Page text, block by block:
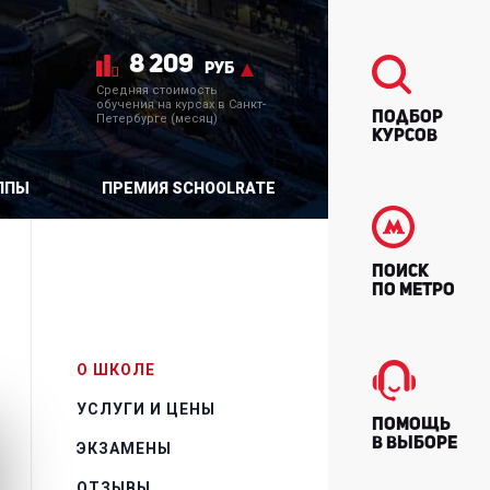
8 209 руб
Средняя стоимость
обучения на курсах в Санкт-
Петербурге (месяц)
ПРЕМИЯ SCHOOLRATE
О ШКОЛЕ
УСЛУГИ И ЦЕНЫ
ЭКЗАМЕНЫ
Подбор
курсов
Поиск
по метро
Помощь
в выборе